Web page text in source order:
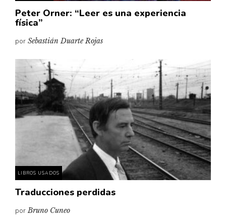
Peter Orner: “Leer es una experiencia
física”
por Sebastián Duarte Rojas
LIBROS USADOS
Traducciones perdidas
porBruno Cuneo